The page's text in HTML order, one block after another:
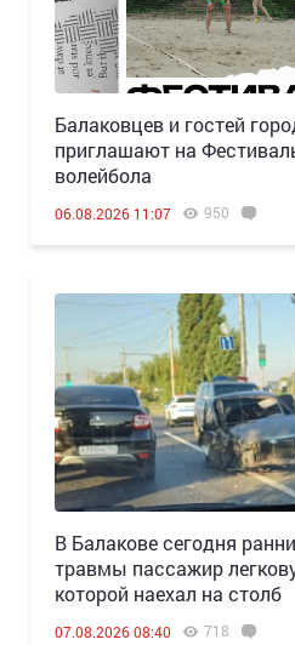
Балаковцев и гостей
приглашают на
волейбола
06.08.2026 11:07 950
В Балакове сегодня
травмы пассажир
которой наехал на столб
07.08.2026 08:40 718